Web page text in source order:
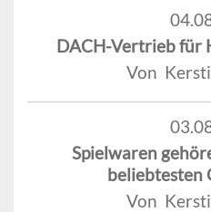
DACH-Vertrieb für
Von
Spielwaren
beliebtesten
Von